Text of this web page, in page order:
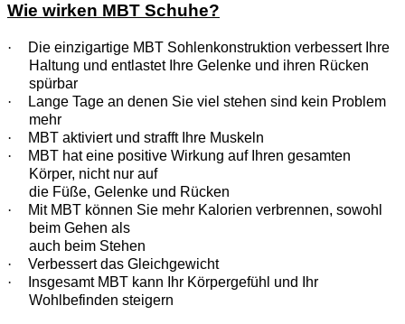
Wie wirken MBT Schuhe?
·
Die einzigartige MBT Sohlenkonstruktion verbessert Ihre
Haltung und entlastet Ihre Gelenke und ihren Rücken
spürbar
·
Lange Tage an denen Sie viel stehen sind kein Problem
mehr
·
MBT aktiviert und strafft Ihre Muskeln
·
MBT hat eine positive Wirkung auf Ihren gesamten
Körper, nicht nur auf
die Füße, Gelenke und Rücken
·
Mit MBT können Sie mehr Kalorien verbrennen, sowohl
beim Gehen als
auch beim Stehen
·
Verbessert das Gleichgewicht
·
Insgesamt MBT kann Ihr Körpergefühl und Ihr
Wohlbefinden steigern